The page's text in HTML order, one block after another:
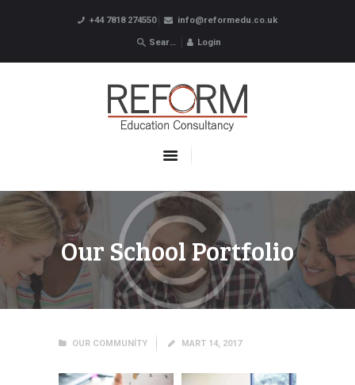
+44 7818 274550 info@reformedu.co.uk
Login
Our School Portfolio
ABOUT US
SUMMER SCHOOLS
LANGUAGE SCHOOLS
POSTGRADUATE
CONTACTS
OUR COMMUNITY MART 14, 2017